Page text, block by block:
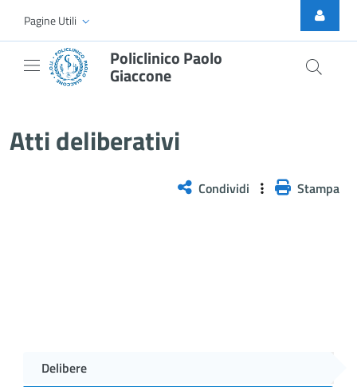
Skip to Main Content
Pagine Utili
Policlinico Paolo
Giaccone
Atti deliberativi
Condividi Stampa
Delibere